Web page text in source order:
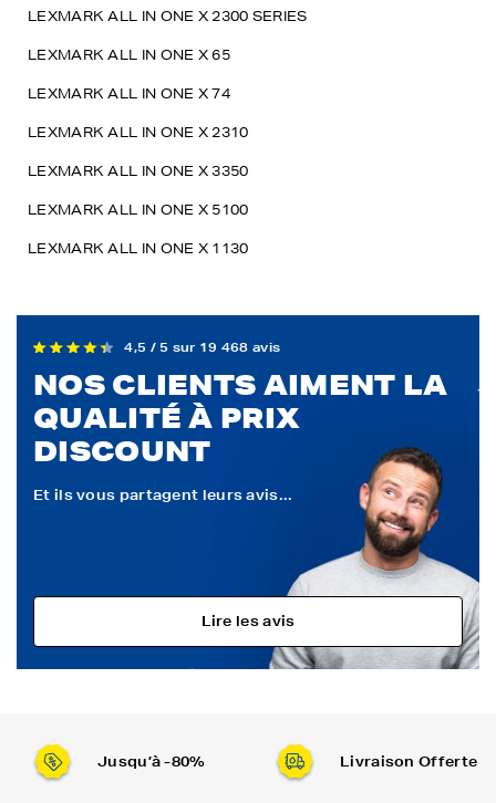
LEXMARK ALL IN ONE X 2300 SERIES
LEXMARK ALL IN ONE X 65
LEXMARK ALL IN ONE X 74
LEXMARK ALL IN ONE X 2310
LEXMARK ALL IN ONE X 3350
LEXMARK ALL IN ONE X 5100
LEXMARK ALL IN ONE X 1130
4,5 / 5 sur 19 468 avis
NOS CLIENTS AIMENT LA
QUALITÉ À PRIX
DISCOUNT
Et ils vous partagent leurs avis...
Lire les avis
Jusqu’à -80% Livraison Offerte